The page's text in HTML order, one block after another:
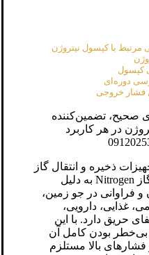
مرتبط با کپسول نیتروژن
کپسول
دوره‌ای
فشار خروجی
صحیح، تضمین‌کننده
در هر کاربرد
ذخیره و انتقال گاز
در صنایع مختلف به شمار می‌رود. گاز Nitrogen به دلیل
و فراوانی در جو زمین،
غذایی، دارویی،
حریق دارد. با این
بی‌خطر بودن کامل آن
بالا مستلزم